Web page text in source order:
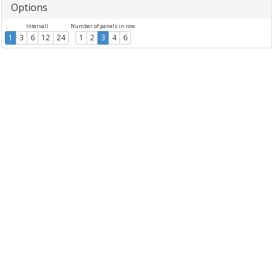
Options
Intervall
1 3 6 12 24
Number of panels in row
1 2 3 4 6